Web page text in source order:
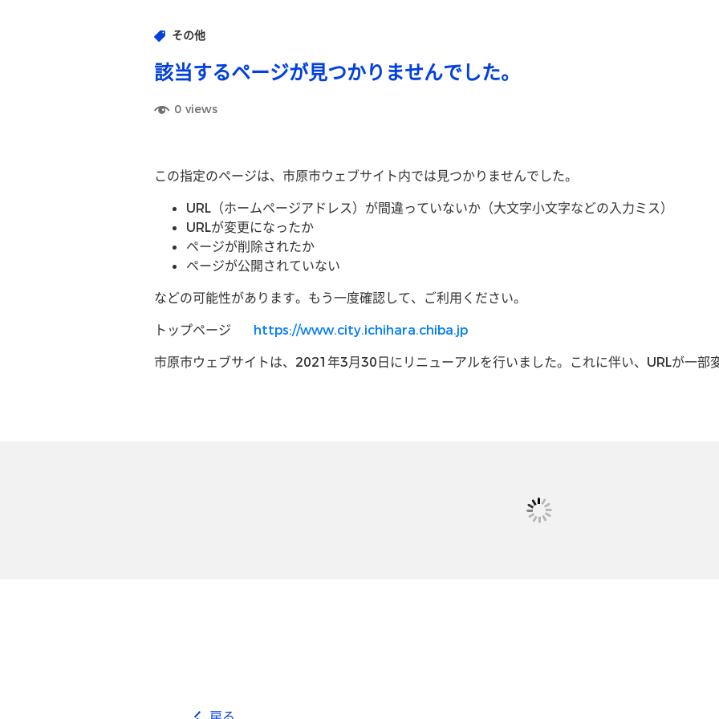
その他
該当するページが見つかりませんでした。
0 views
この指定のページは、市原市ウェブサイト内では見つかりませんでした。
URL（ホームページアドレス）が間違っていないか（大文字小文字などの入力ミス）
URLが変更になったか
ページが削除されたか
ページが公開されていない
などの可能性があります。もう一度確認して、ご利用ください。
トップページ https://www.city.ichihara.chiba.jp
市原市ウェブサイトは、2021年3月30日にリニューアルを行いました。これに伴い、URLが一部